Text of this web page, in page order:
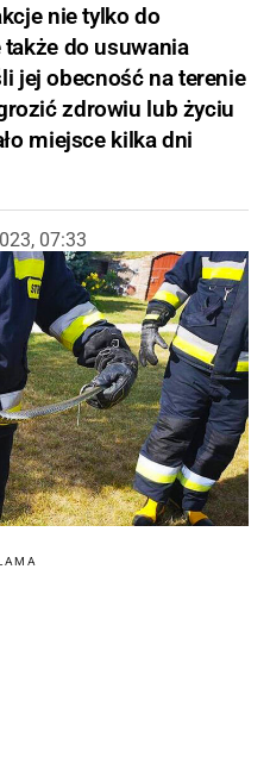
nie tylko do
do usuwania
jej obecność na terenie
zdrowiu lub życiu
miejsce kilka dni
07:33